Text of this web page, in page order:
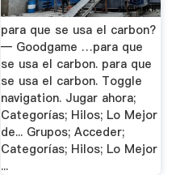
para que se usa el carbon?
— Goodgame …para que
se usa el carbon. para que
se usa el carbon. Toggle
navigation. Jugar ahora;
Categorías; Hilos; Lo Mejor
de... Grupos; Acceder;
Categorías; Hilos; Lo Mejor
...